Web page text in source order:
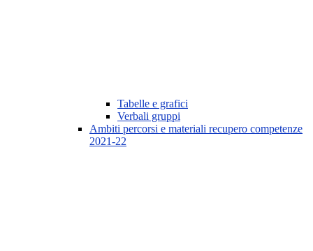
Tabelle e grafici
Verbali gruppi
Ambiti percorsi e materiali recupero competenze
2021-22